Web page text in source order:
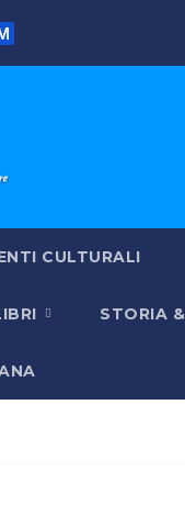
CULTURALI
STORIA